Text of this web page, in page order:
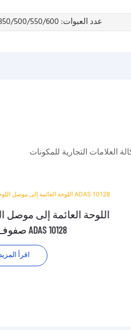
عدد العبوات: 50/100/200/300/350/500/550/600
تجمع بين وكالة العلامات التجارية للمكونات
صفوف لسلسلة ADAS 10128
اقرأ